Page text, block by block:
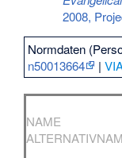
2008,
Normdaten
n50013664
|
NAME